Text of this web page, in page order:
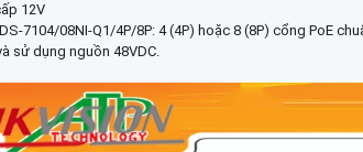
12V
7104/08NI-Q1/4P/8P: 4 (4P) hoặc 8 (8P) cổng PoE
sử dụng nguồn 48VDC.